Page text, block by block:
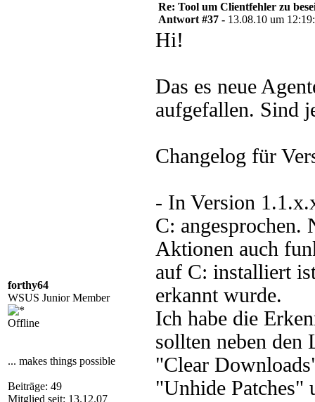
forthy64
WSUS Junior Member
Offline
... makes things possible
Beiträge: 49
Mitglied seit: 13.12.07
Re: Tool um Clientfehler zu
Antwort #37 - 13.08.10 um
Hi!
Das es neue
aufgefallen. Sind
Changelog für
- In Version
C: angesprochen.
Aktionen auch
auf C: installiert
erkannt wurde.
Ich habe die
sollten neben
"Clear
"Unhide Patches"